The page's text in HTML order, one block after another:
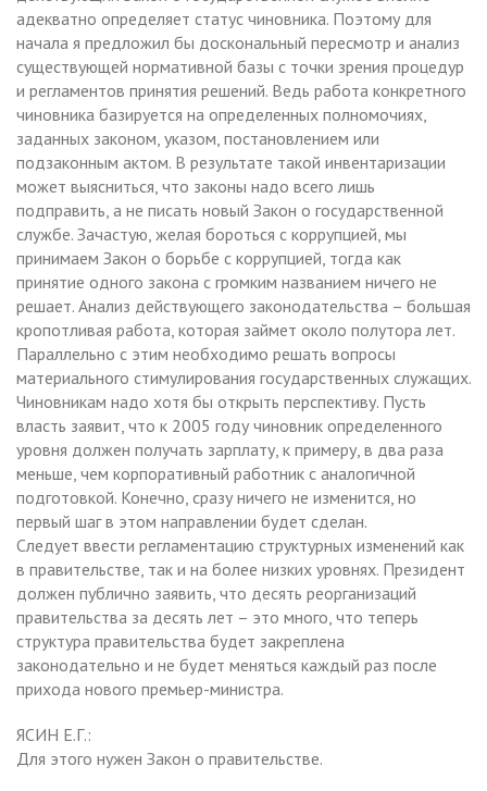
адекватно определяет статус чиновника. Поэтому для
начала я предложил бы доскональный пересмотр и анализ
существующей нормативной базы с точки зрения процедур
и регламентов принятия решений. Ведь работа конкретного
чиновника базируется на определенных полномочиях,
заданных законом, указом, постановлением или
подзаконным актом. В результате такой инвентаризации
может выясниться, что законы надо всего лишь
подправить, а не писать новый Закон о государственной
службе. Зачастую, желая бороться с коррупцией, мы
принимаем Закон о борьбе с коррупцией, тогда как
принятие одного закона с громким названием ничего не
решает. Анализ действующего законодательства – большая
кропотливая работа, которая займет около полутора лет.
Параллельно с этим необходимо решать вопросы
материального стимулирования государственных служащих.
Чиновникам надо хотя бы открыть перспективу. Пусть
власть заявит, что к 2005 году чиновник определенного
уровня должен получать зарплату, к примеру, в два раза
меньше, чем корпоративный работник с аналогичной
подготовкой. Конечно, сразу ничего не изменится, но
первый шаг в этом направлении будет сделан.
Следует ввести регламентацию структурных изменений как
в правительстве, так и на более низких уровнях. Президент
должен публично заявить, что десять реорганизаций
правительства за десять лет – это много, что теперь
структура правительства будет закреплена
законодательно и не будет меняться каждый раз после
прихода нового премьер-министра.
ЯСИН Е.Г.:
Для этого нужен Закон о правительстве.